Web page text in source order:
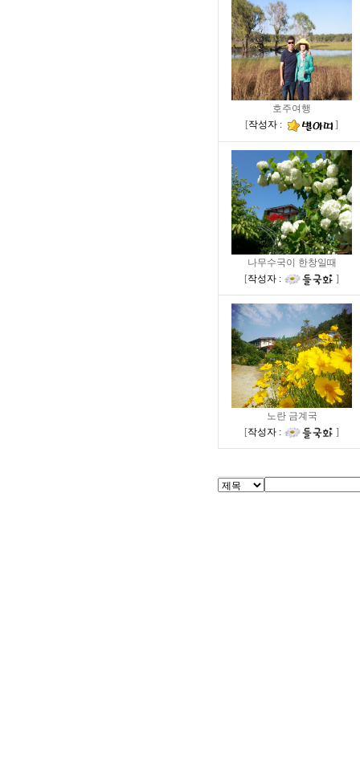
호주여행
[작성자 : ]
나무수국이 한창일때
[작성자 : ]
노란 금계국
[작성자 : ]